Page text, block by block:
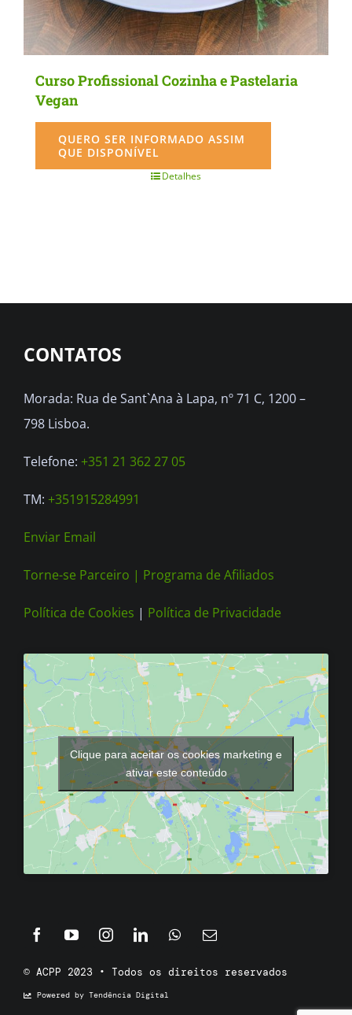
Curso Profissional Cozinha e Pastelaria
Vegan
QUERO SER INFORMADO ASSIM
QUE DISPONÍVEL
Detalhes
CONTATOS
Morada: Rua de Sant`Ana à Lapa, nº 71 C, 1200 –
798 Lisboa.
Telefone: +351 21 362 27 05
TM: +351915284991
Enviar Email
Torne-se Parceiro | Programa de Afiliados
Política de Cookies | Política de Privacidade
Clique para aceitar os cookies marketing e
ativar este conteúdo
© ACPP 2023 • Todos os direitos reservados
Powered by Tendência Digital